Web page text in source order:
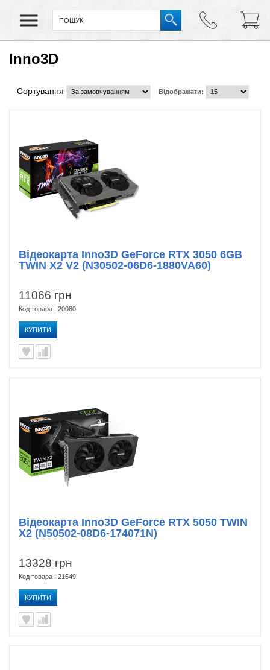
Inno3D
Сортування Відображати:
11066 грн
Код товара : 20080
КУПИТИ
Відеокарта Inno3D GeForce RTX 3050 6GB
TWIN X2 V2 (N30502-06D6-1880VA60)
13328 грн
Код товара : 21549
КУПИТИ
Відеокарта Inno3D GeForce RTX 5050 TWIN
X2 (N50502-08D6-174071N)